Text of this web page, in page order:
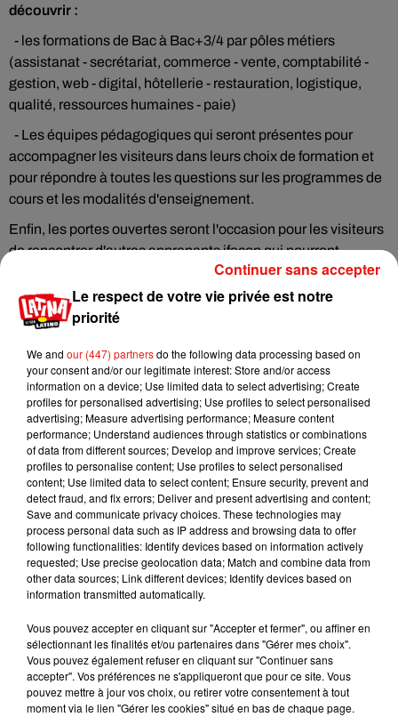
découvrir :
- les formations de Bac à Bac+3/4 par pôles métiers
(assistanat - secrétariat, commerce - vente, comptabilité -
gestion, web - digital, hôtellerie - restauration, logistique,
qualité, ressources humaines - paie)
- Les équipes pédagogiques qui seront présentes pour
accompagner les visiteurs dans leurs choix de formation et
pour répondre à toutes les questions sur les programmes de
cours et les modalités d'enseignement.
Enfin, les portes ouvertes seront l'occasion pour les visiteurs
de rencontrer d'autres apprenants ifocop qui pourront
Détails pratiques
* Quand ? Mercredi 28 juin de 14h à 17h
* Où ? Tous les centres ifocop (Paris 11, Paris 13, Rungis,
Melun, Auxerre, Montigny-le Bretonneux, Cergy-Pontoise,
Villeneuve d’Ascq) et GCIF Bordeaux
* Avec quels documents ? Un seul, mais primordial : votre
CV !
Cet élément est masqué compte-tenu du refus du
dépôt de cookies que vous avez exprimé. Si vous
souhaitez l'afficher, merci de nous donner votre accord
en cliquant sur le bouton ci-dessous.
Afficher l'élément
Le respect de votre vie privée est notre
priorité
We and our (447) partnersdo the following data processing based on
your consent and/or our legitimate interest: Store and/or access
information on a device; Use limited data to select advertising; Create
profiles for personalised advertising; Use profiles to select personalised
advertising; Measure advertising performance; Measure content
performance; Understand audiences through statistics or combinations
of data from different sources; Develop and improve services; Create
profiles to personalise content; Use profiles to select personalised
content; Use limited data to select content; Ensure security, prevent and
detect fraud, and fix errors; Deliver and present advertising and content;
Save and communicate privacy choices. These technologies may
process personal data such as IP address and browsing data to offer
following functionalities: Identify devices based on information actively
requested; Use precise geolocation data; Match and combine data from
other data sources; Link different devices; Identify devices based on
information transmitted automatically.
Vous pouvez accepter en cliquant sur "Accepter et fermer", ou affiner en
sélectionnant les finalités et/ou partenaires dans "Gérer mes choix".
Vous pouvez également refuser en cliquant sur "Continuer sans
accepter". Vos préférences ne s'appliqueront que pour ce site. Vous
pouvez mettre à jour vos choix, ou retirer votre consentement à tout
moment via le lien "Gérer les cookies" situé en bas de chaque page.
Continuer sans accepter